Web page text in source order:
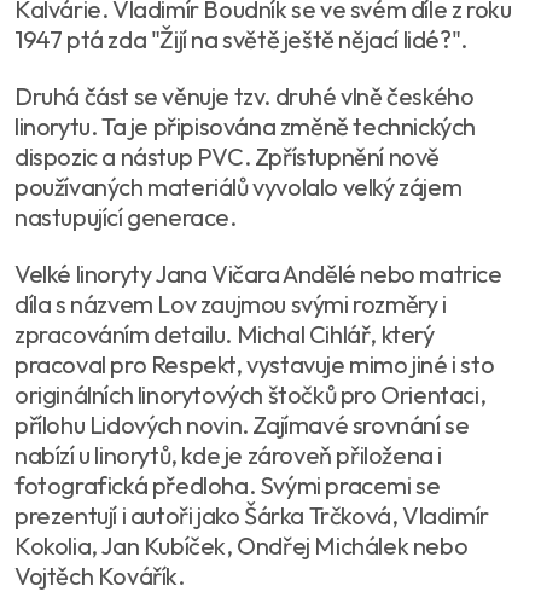
Kalvárie. Vladimír Boudník se ve svém díle z roku
1947 ptá zda "Žijí na světě ještě nějací lidé?".
Druhá část se věnuje tzv. druhé vlně českého
linorytu. Ta je připisována změně technických
dispozic a nástup PVC. Zpřístupnění nově
používaných materiálů vyvolalo velký zájem
nastupující generace.
Velké linoryty Jana Vičara Andělé nebo matrice
díla s názvem Lov zaujmou svými rozměry i
zpracováním detailu. Michal Cihlář, který
pracoval pro Respekt, vystavuje mimo jiné i sto
originálních linorytových štočků pro Orientaci,
přílohu Lidových novin. Zajímavé srovnání se
nabízí u linorytů, kde je zároveň přiložena i
fotografická předloha. Svými pracemi se
prezentují i autoři jako Šárka Trčková, Vladimír
Kokolia, Jan Kubíček, Ondřej Michálek nebo
Vojtěch Kovářík.